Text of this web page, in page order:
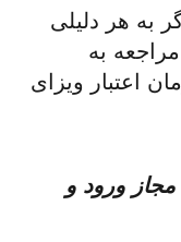
به هر دلیلی
به
اعتبار ویزای
ورود و